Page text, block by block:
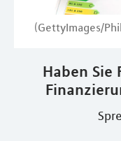
(GettyImages/
Haben Sie